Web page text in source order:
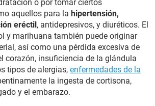
o por tomar ciertos
aquellos para la hipertensión,
eréctil, antidepresivos, y diuréticos. El
y marihuana también puede originar
así como una pérdida excesiva de
corazón, insuficiencia de la glándula
tipos de alergias, enfermedades de la
la ingesta de cortisona,
y el embarazo.